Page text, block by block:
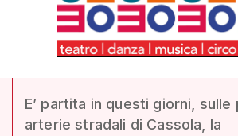
E’ partita in questi giorni, sulle
arterie stradali di Cassola, la